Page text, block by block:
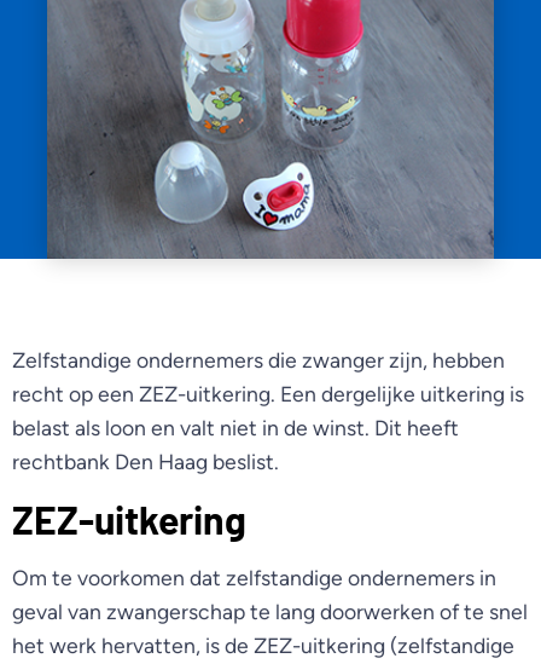
Zelfstandige ondernemers die zwanger zijn, hebben
recht op een ZEZ-uitkering. Een dergelijke uitkering is
belast als loon en valt niet in de winst. Dit heeft
rechtbank Den Haag beslist.
ZEZ-uitkering
Om te voorkomen dat zelfstandige ondernemers in
geval van zwangerschap te lang doorwerken of te snel
het werk hervatten, is de ZEZ-uitkering (zelfstandige